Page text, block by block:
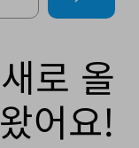
로 올
어요!